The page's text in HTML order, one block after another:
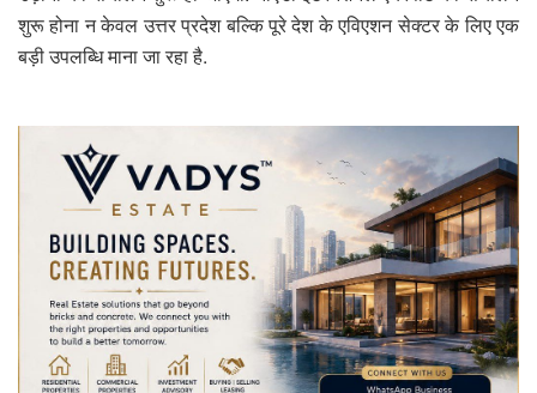
शुरू होना न केवल उत्तर प्रदेश बल्कि पूरे देश के एविएशन सेक्टर के लिए एक
बड़ी उपलब्धि माना जा रहा है.